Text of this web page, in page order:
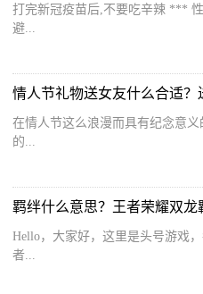
打完新冠疫苗后,不要吃辛辣 ***
避...
情人节礼物送女友什么合适？
在情人节这么浪漫而具有纪念意
的...
羁绊什么意思？王者荣耀双龙
Hello，大家好，这里是头号游戏
者...